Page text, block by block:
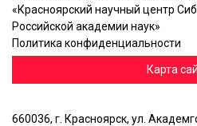
«Красноярский научный центр
Российской академии наук»
Политика конфиденциальности
Карта
660036, г. Красноярск, ул.